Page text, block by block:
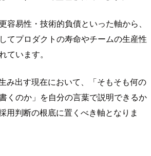
容易性・技術的負債といった軸から、
てプロダクトの寿命やチームの生産性
ています。
み出す現在において、「そもそも何の
くのか」を自分の言葉で説明できるか
用判断の根底に置くべき軸となりま